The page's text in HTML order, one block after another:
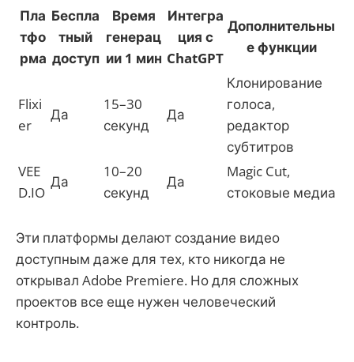
Пла
тфо
рма
Беспла
тный
доступ
Время
генерац
ии 1 мин
Интегра
ция с
ChatGPT
Дополнительны
е функции
Flixi
er
Да
15–30
секунд
Да
Клонирование
голоса,
редактор
субтитров
VEE
D.IO
Да
10–20
секунд
Да
Magic Cut,
стоковые медиа
Эти платформы делают создание видео
доступным даже для тех, кто никогда не
открывал Adobe Premiere. Но для сложных
проектов все еще нужен человеческий
контроль.